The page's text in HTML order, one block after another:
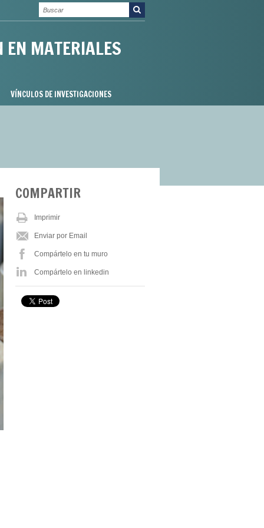
EN MATERIALES
VÍNCULOS DE INVESTIGACIONES
COMPARTIR
Imprimir
Enviar por Email
Compártelo en tu muro
Compártelo en linkedin